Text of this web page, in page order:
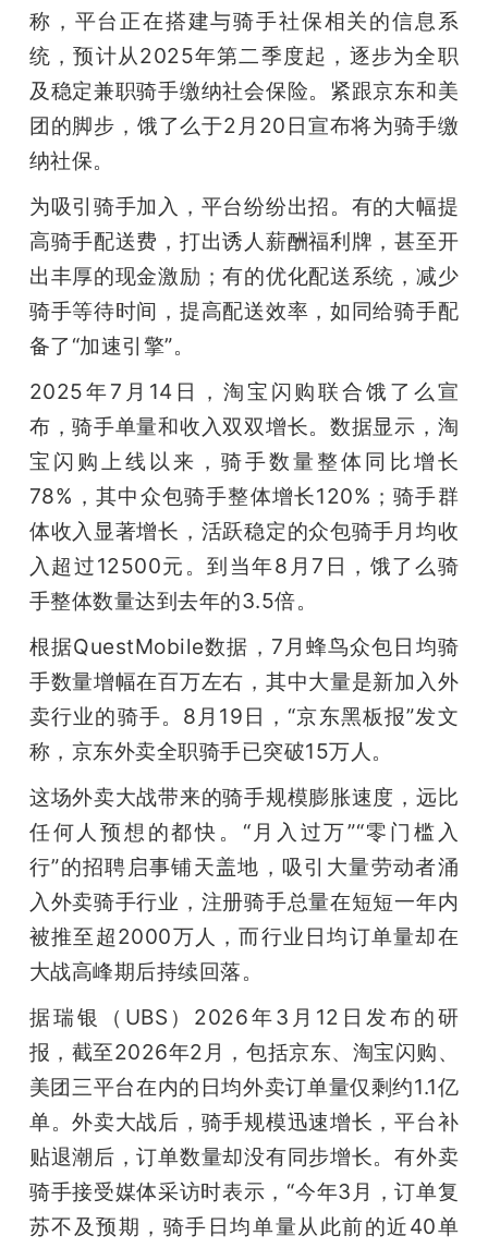
称，平台正在搭建与骑手社保相关的信息系
统，预计从2025年第二季度起，逐步为全职
及稳定兼职骑手缴纳社会保险。紧跟京东和美
团的脚步，饿了么于2月20日宣布将为骑手缴
纳社保。
为吸引骑手加入，平台纷纷出招。有的大幅提
高骑手配送费，打出诱人薪酬福利牌，甚至开
出丰厚的现金激励；有的优化配送系统，减少
骑手等待时间，提高配送效率，如同给骑手配
备了“加速引擎”。
2025年7月14日，淘宝闪购联合饿了么宣
布，骑手单量和收入双双增长。数据显示，淘
宝闪购上线以来，骑手数量整体同比增长
78%，其中众包骑手整体增长120%；骑手群
体收入显著增长，活跃稳定的众包骑手月均收
入超过12500元。到当年8月7日，饿了么骑
手整体数量达到去年的3.5倍。
根据QuestMobile数据，7月蜂鸟众包日均骑
手数量增幅在百万左右，其中大量是新加入外
卖行业的骑手。8月19日，“京东黑板报”发文
称，京东外卖全职骑手已突破15万人。
这场外卖大战带来的骑手规模膨胀速度，远比
任何人预想的都快。“月入过万”“零门槛入
行”的招聘启事铺天盖地，吸引大量劳动者涌
入外卖骑手行业，注册骑手总量在短短一年内
被推至超2000万人，而行业日均订单量却在
大战高峰期后持续回落。
据瑞银（UBS）2026年3月12日发布的研
报，截至2026年2月，包括京东、淘宝闪购、
美团三平台在内的日均外卖订单量仅剩约1.1亿
单。外卖大战后，骑手规模迅速增长，平台补
贴退潮后，订单数量却没有同步增长。有外卖
骑手接受媒体采访时表示，“今年3月，订单复
苏不及预期，骑手日均单量从此前的近40单